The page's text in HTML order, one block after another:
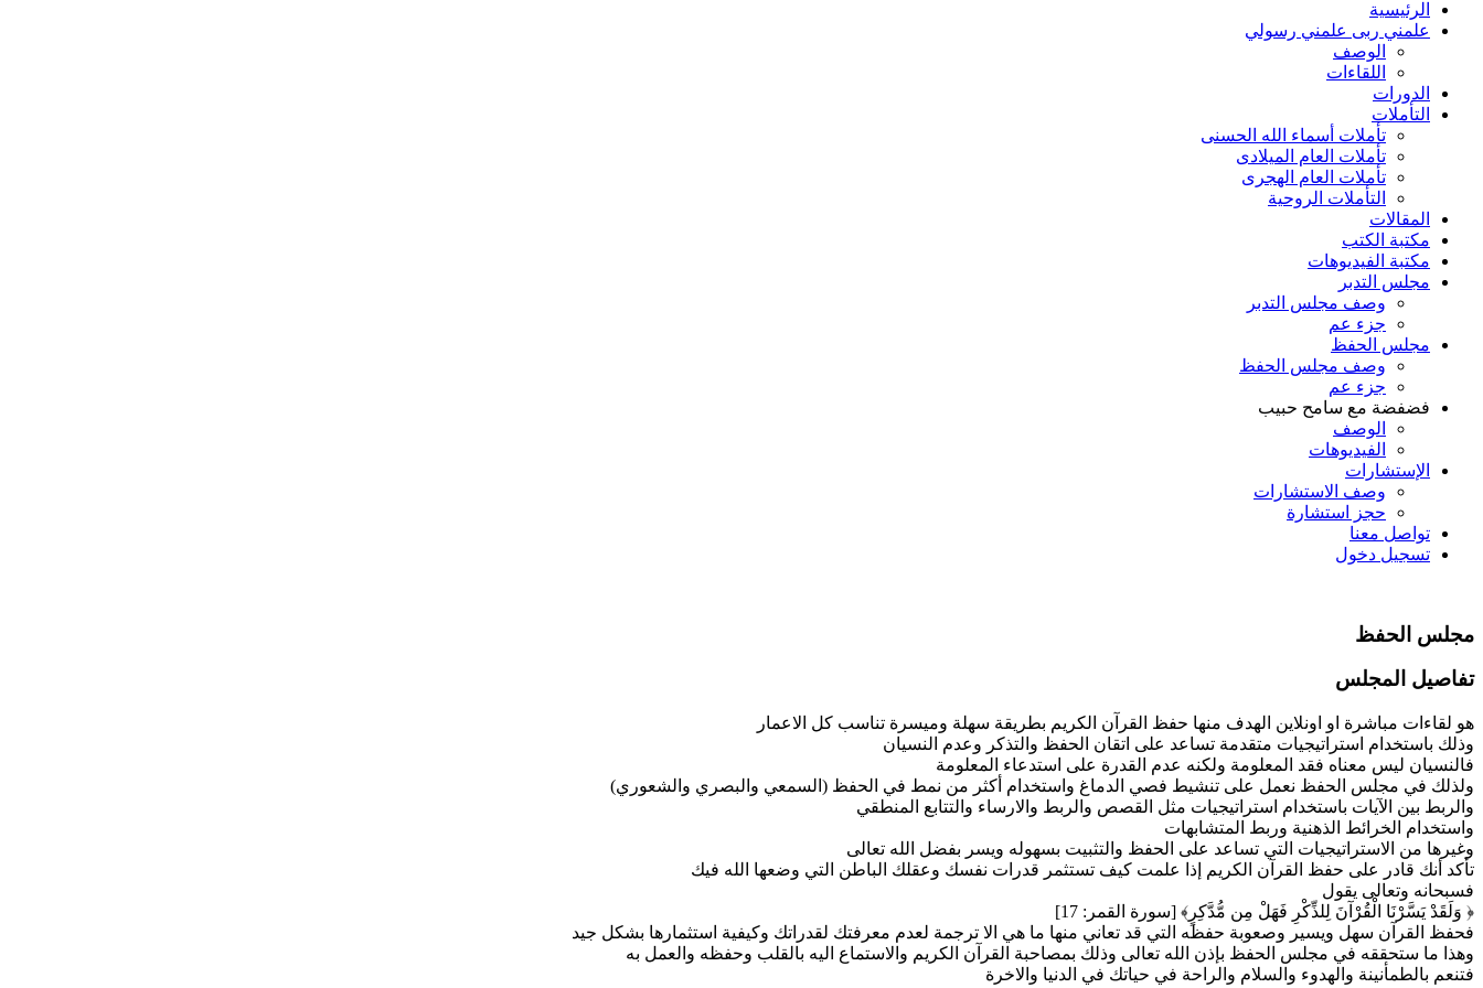
الرئيسية
علمني ربى علمني رسولي
الوصف
اللقاءات
الدورات
التأملات
تأملات أسماء الله الحسنى
تأملات العام الميلادى
تأملات العام الهجرى
التأملات الروحية
المقالات
مكتبة الكتب
مكتبة الفيديوهات
مجلس التدبر
وصف مجلس التدبر
جزء عم
مجلس الحفظ
وصف مجلس الحفظ
جزء عم
فضفضة مع سامح حبيب
الوصف
الفيديوهات
الإستشارات
وصف الاستشارات
حجز استشارة
تواصل معنا
تسجيل دخول
مجلس الحفظ
تفاصيل المجلس
هو لقاءات مباشرة او اونلاين الهدف منها حفظ القرآن الكريم بطريقة سهلة وميسرة تناسب كل الاعمار
وذلك باستخدام استراتيجيات متقدمة تساعد على اتقان الحفظ والتذكر وعدم النسيان
فالنسيان ليس معناه فقد المعلومة ولكنه عدم القدرة على استدعاء المعلومة
ولذلك في مجلس الحفظ نعمل على تنشيط فصي الدماغ واستخدام أكثر من نمط في الحفظ (السمعي والبصري والشعوري)
والربط بين الآيات باستخدام استراتيجيات مثل القصص والربط والارساء والتتابع المنطقي
واستخدام الخرائط الذهنية وربط المتشابهات
وغيرها من الاستراتيجيات التي تساعد على الحفظ والتثبيت بسهوله ويسر بفضل الله تعالى
تأكد أنك قادر على حفظ القرآن الكريم إذا علمت كيف تستثمر قدرات نفسك وعقلك الباطن التي وضعها الله فيك
فسبحانه وتعالى يقول
﴿ وَلَقَدْ يَسَّرْنَا الْقُرْآنَ لِلذِّكْرِ فَهَلْ مِن مُّدَّكِرٍ﴾ [سورة القمر: 17]
فحفظ القرآن سهل ويسير وصعوبة حفظه التي قد تعاني منها ما هي الا ترجمة لعدم معرفتك لقدراتك وكيفية استثمارها بشكل جيد
وهذا ما ستحققه في مجلس الحفظ بإذن الله تعالى وذلك بمصاحبة القرآن الكريم والاستماع اليه بالقلب وحفظه والعمل به
فتنعم بالطمأنينة والهدوء والسلام والراحة في حياتك في الدنيا والاخرة